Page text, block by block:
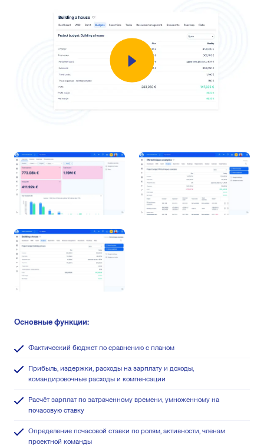
Основные функции:
Фактический бюджет по сравнению с планом
Прибыль, издержки, расходы на зарплату и доходы,
командировочные расходы и компенсации
Расчёт зарплат по затраченному времени, умноженному на
почасовую ставку
Определение почасовой ставки по ролям, активности, членам
проектной команды